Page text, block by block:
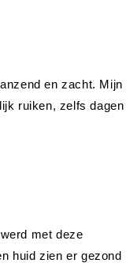
en zacht. Mijn
ruiken, zelfs dagen
met deze
huid zien er gezond